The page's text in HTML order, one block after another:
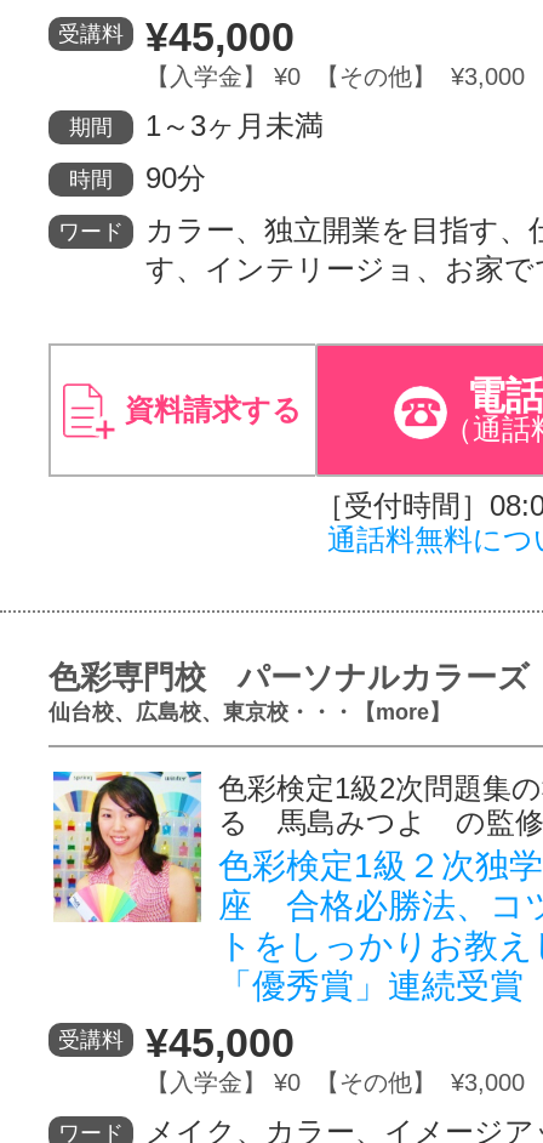
受講料 ¥45,000
【入学金】 ¥0 【その他】 ¥3,000
期間 1～3ヶ月未満
時間 90分
ワード
カラー、独立開業を目指す、
す、インテリージョ、お家
資料請求する 電
（通話
［受付時間］
通話料無料につ
色彩専門校 パーソナルカラーズ
仙台校、広島校、東京校・・・【more】
色彩検定1級2次問題集
る 馬島みつよ の監
色彩検定1級２次独
座 合格必勝法、コ
トをしっかりお教
「優秀賞」連続受賞
受講料 ¥45,000
【入学金】 ¥0 【その他】 ¥3,000
ワード メイク、カラー、イメージ